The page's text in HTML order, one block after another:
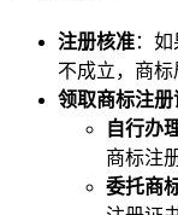
注册核准：
不成立，商标
领取商标注册
自行办
商标注
委托商